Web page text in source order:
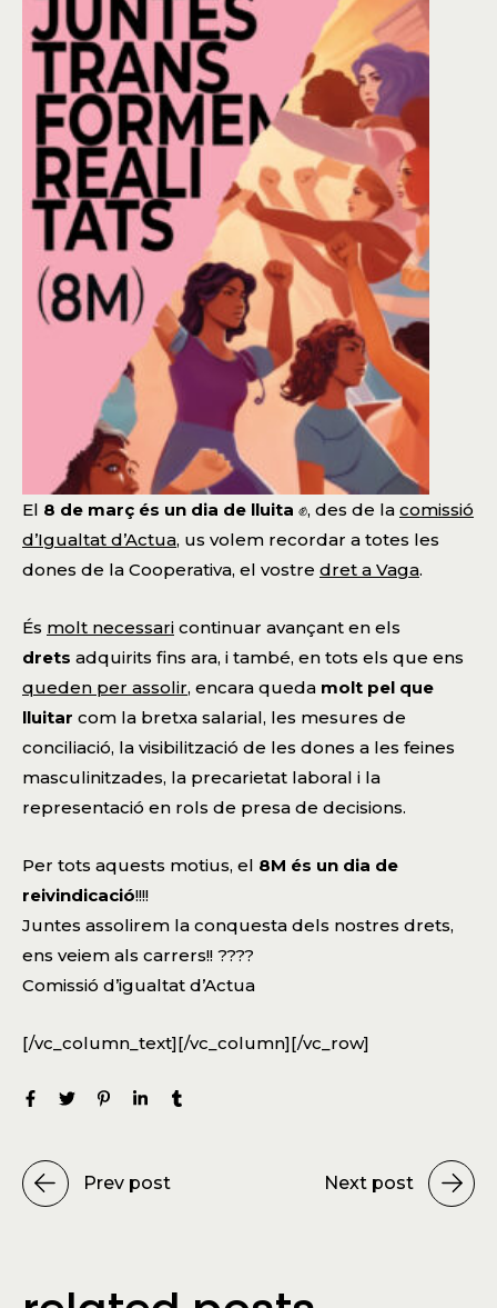
El 8 de març és un dia de lluita ✊, des de la comissió
d’Igualtat d’Actua, us volem recordar a totes les
dones de la Cooperativa, el vostre dret a Vaga.
És molt necessari continuar avançant en els
drets adquirits fins ara, i també, en tots els que ens
queden per assolir, encara queda molt pel que
lluitar com la bretxa salarial, les mesures de
conciliació, la visibilització de les dones a les feines
masculinitzades, la precarietat laboral i la
representació en rols de presa de decisions.
Per tots aquests motius, el 8M és un dia de
reivindicació!!!!
Juntes assolirem la conquesta dels nostres drets,
ens veiem als carrers!! ????
Comissió d’igualtat d’Actua
[/vc_column_text][/vc_column][/vc_row]
Prev post Next post